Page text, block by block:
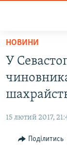
Перейти
основного
матеріалу
до
основної
Перейти
ВІДЕО ТА ФОТО
БЛОГИ
ПОГЛЯД
НОВИНИ
У
15 лютий 2017,
Поділитись